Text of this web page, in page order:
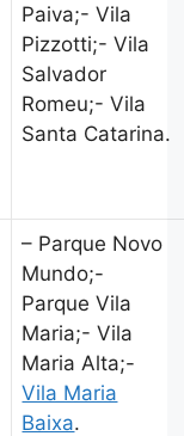
Paiva;- Vila
Pizzotti;- Vila
Salvador
Romeu;- Vila
Santa Catarina.
– Parque Novo
Mundo;-
Parque Vila
Maria;- Vila
Maria Alta;-
Vila Maria
Baixa.